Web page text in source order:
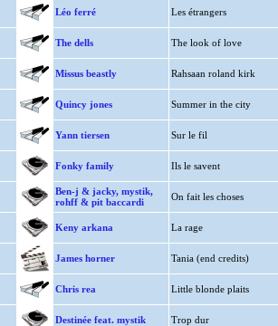
Léo ferré Les étrangers
The dells The look of love
Missus beastly Rahsaan roland kirk
Quincy jones Summer in the city
Yann tiersen Sur le fil
Fonky family Ils le savent
Ben-j & jacky, mystik,
rohff & pit baccardi
On fait les choses
Keny arkana La rage
James horner Tania (end credits)
Chris rea Little blonde plaits
Destinée feat. mystik Trop dur